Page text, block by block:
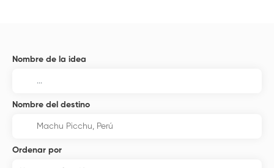
Nombre de la idea
Nombre del destino
Ordenar por